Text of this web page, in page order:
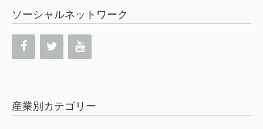
ソーシャルネットワーク
産業別カテゴリー